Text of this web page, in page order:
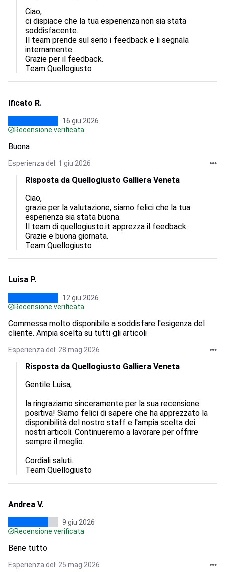
Ciao,
ci dispiace che la tua esperienza non sia stata
soddisfacente.
Il team prende sul serio i feedback e li segnala
internamente.
Grazie per il feedback.
Team Quellogiusto
Ificato R.
16 giu 2026
Recensione verificata
Buona
Esperienza del: 1 giu 2026
Risposta da Quellogiusto Galliera Veneta
Ciao,
grazie per la valutazione, siamo felici che la tua
esperienza sia stata buona.
Il team di quellogiusto.it apprezza il feedback.
Grazie e buona giornata.
Team Quellogiusto
Luisa P.
12 giu 2026
Recensione verificata
Commessa molto disponibile a soddisfare l'esigenza del
cliente. Ampia scelta su tutti gli articoli
Esperienza del: 28 mag 2026
Risposta da Quellogiusto Galliera Veneta
Gentile Luisa,
la ringraziamo sinceramente per la sua recensione
positiva! Siamo felici di sapere che ha apprezzato la
disponibilità del nostro staff e l'ampia scelta dei
nostri articoli. Continueremo a lavorare per offrire
sempre il meglio.
Cordiali saluti.
Team Quellogiusto
Andrea V.
9 giu 2026
Recensione verificata
Bene tutto
Esperienza del: 25 mag 2026